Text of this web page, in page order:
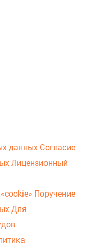
данных Согласие
Лицензионный
Поручение
Для